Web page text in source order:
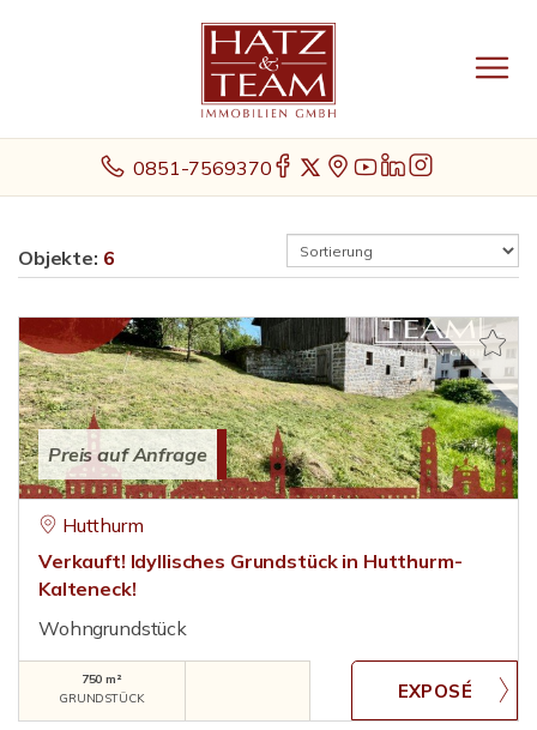
0851-7569370
Objekte: 6
Preis auf Anfrage
Hutthurm
Verkauft! Idyllisches Grundstück in Hutthurm-
Kalteneck!
Wohngrundstück
750 m²
GRUNDSTÜCK